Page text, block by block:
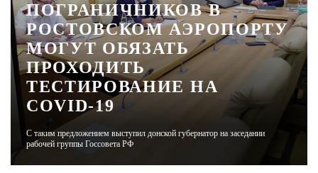
ЧЕЛОВЕК ОСОБЕННЫЙ
КУЛЬТ ЕДЫ
АФИША
ПОГРАНИЧНИКОВ В
РОСТОВСКОМ АЭРОПОРТУ
МОГУТ ОБЯЗАТЬ
ПРОХОДИТЬ
ТЕСТИРОВАНИЕ НА
COVID-19
С таким предложением выступил донской губернатор на заседании
рабочей группы Госсовета РФ